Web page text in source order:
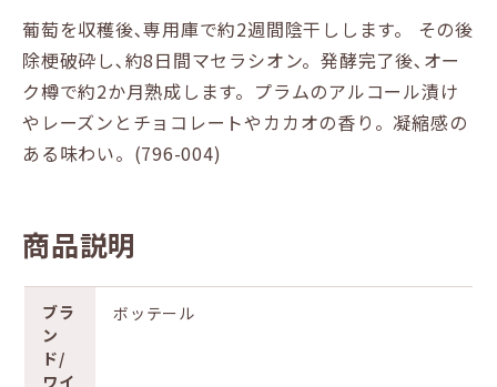
葡萄を収穫後､専用庫で約2週間陰干しします。 その後
除梗破砕し､約8日間マセラシオン。発酵完了後､オー
ク樽で約2か月熟成します。プラムのアルコール漬け
やレーズンとチョコレートやカカオの香り。凝縮感の
ある味わい。(796-004)
商品説明
ブラ
ン
ド/
ワイ
ボッテール